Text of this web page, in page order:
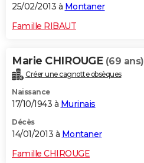
25/02/2013 à Montaner
Famille RIBAUT
Marie CHIROUGE (69 ans)
Créer une cagnotte obsèques
Naissance
17/10/1943 à Murinais
Décès
14/01/2013 à Montaner
Famille CHIROUGE